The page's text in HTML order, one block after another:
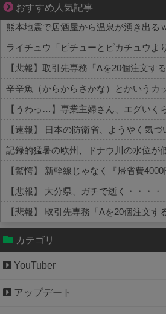
おすすめ人気記事
平穏が少しずつ壊れていく家族の物語。
熊本地震で居酒屋から温泉が湧き出る
【速報】 日本の防衛省、ようやく気
【悲報】 大分県、ガチで逝く・・・・
Powered by livedoor 相互RSS
カテゴリ
YouTuber
アップデート